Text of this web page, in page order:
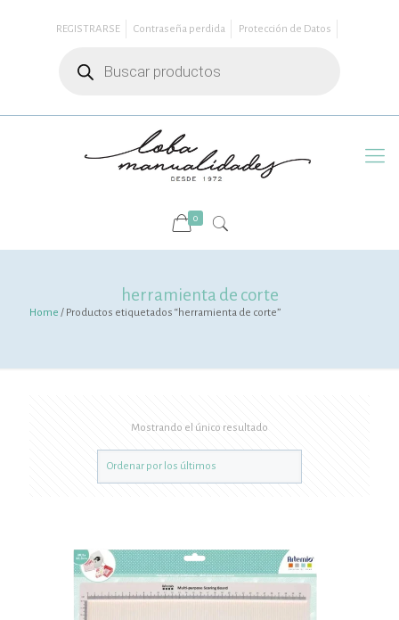
REGISTRARSE Contraseña perdida
Protección de Datos
productos
0
herramienta de corte
Home / Productos etiquetados “herramienta de corte”
Mostrando el único resultado